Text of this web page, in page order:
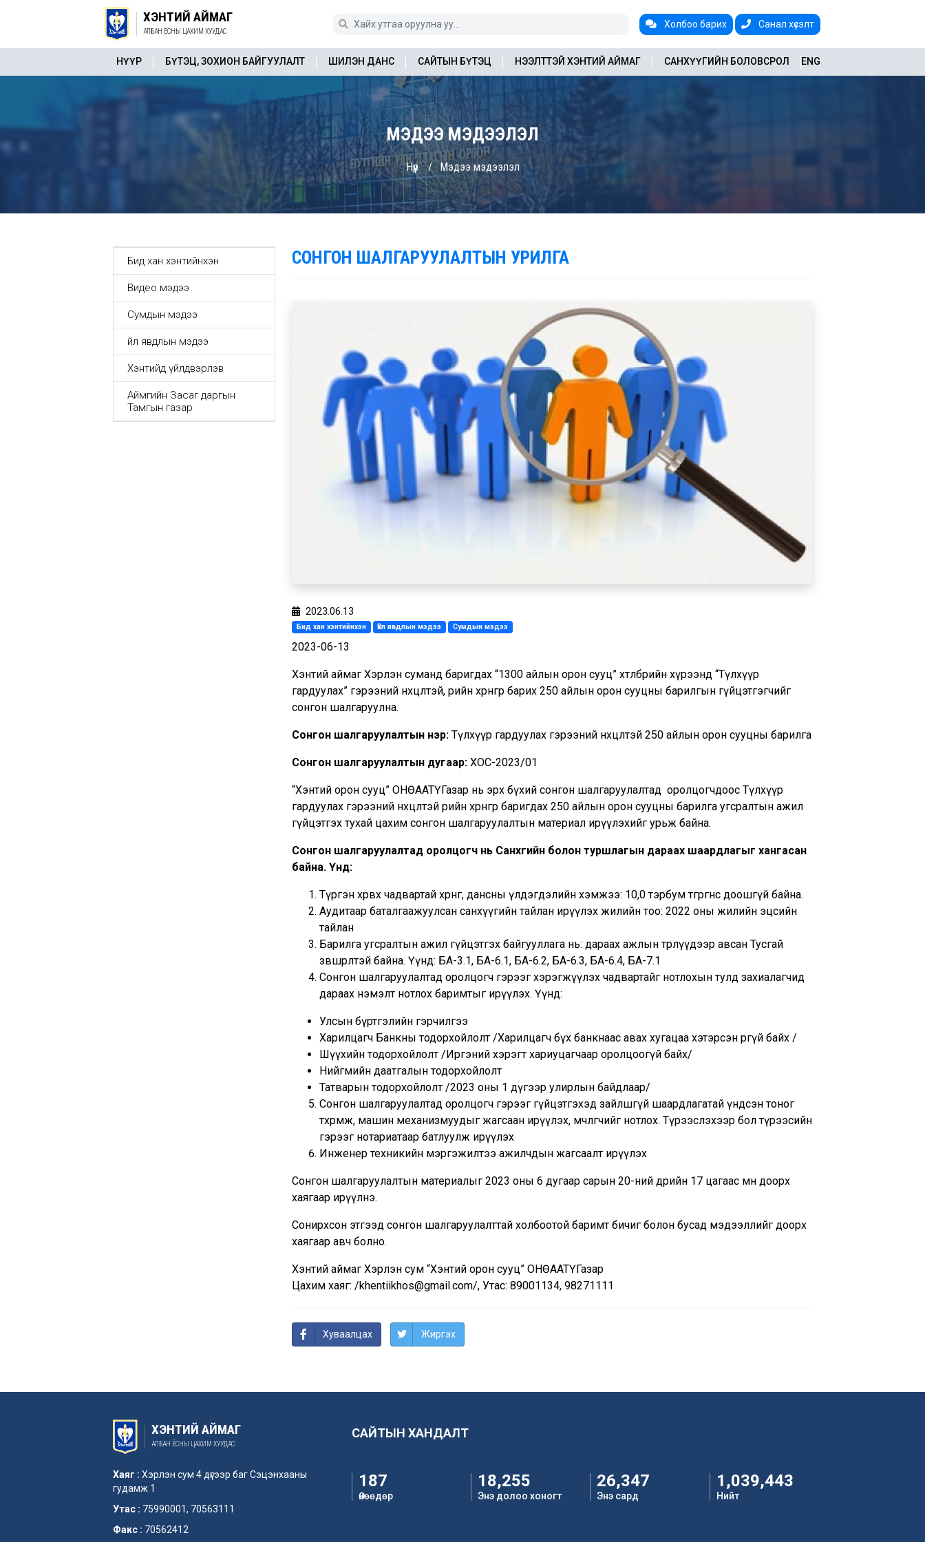
Холбоо барих Санал хүсэлт
ХЭНТИЙ АЙМАГ
АЛБАН ЁСНЫ ЦАХИМ ХУУДАС
ENG
НҮҮР БҮТЭЦ, ЗОХИОН БАЙГУУЛАЛТ ШИЛЭН ДАНС САЙТЫН БҮТЭЦ НЭЭЛТТЭЙ ХЭНТИЙ АЙМАГ САНХҮҮГИЙН БОЛОВСРОЛ
МЭДЭЭ МЭДЭЭЛЭЛ
Нүүр Мэдээ мэдээлэл
Бид хан хэнтийнхэн
Видео мэдээ
Сумдын мэдээ
Үйл явдлын мэдээ
Хэнтийд үйлдвэрлэв
Аймгийн Засаг даргын
Тамгын газар
СОНГОН ШАЛГАРУУЛАЛТЫН УРИЛГА
2023.06.13
Бид хан хэнтийнхэн Үйл явдлын мэдээ Сумдын мэдээ
2023-06-13
Хэнтий аймаг Хэрлэн суманд баригдах “1300 айлын орон сууц” хөтөлбөрийн хүрээнд “Түлхүүр
гардуулах” гэрээний нөхцөлтэй, өөрийн хөрөнгөөр барих 250 айлын орон сууцны барилгын гүйцэтгэгчийг
сонгон шалгаруулна.
Сонгон шалгаруулалтын нэр: Түлхүүр гардуулах гэрээний нөхцөлтэй 250 айлын орон сууцны барилга
Сонгон шалгаруулалтын дугаар: ХОС-2023/01
“Хэнтий орон сууц” ОНӨААТҮГазар нь эрх бүхий сонгон шалгаруулалтад оролцогчдоос Түлхүүр
гардуулах гэрээний нөхцөлтэй өөрийн хөрөнгөөр баригдах 250 айлын орон сууцны барилга угсралтын ажил
гүйцэтгэх тухай цахим сонгон шалгаруулалтын материал ирүүлэхийг урьж байна.
Сонгон шалгаруулалтад оролцогч нь Санхүүгийн болон туршлагын дараах шаардлагыг хангасан
байна. Үүнд:
Түргэн хөрвөх чадвартай хөрөнгө, дансны үлдэгдэлийн хэмжээ: 10,0 тэрбум төгрөгнөөс доошгүй байна.
Аудитаар баталгаажуулсан санхүүгийн тайлан ирүүлэх жилийн тоо: 2022 оны жилийн эцсийн
тайлан
Барилга угсралтын ажил гүйцэтгэх байгууллага нь: дараах ажлын төрлүүдээр авсан Тусгай
зөвшөөрөлтэй байна. Үүнд: БА-3.1, БА-6.1, БА-6.2, БА-6.3, БА-6.4, БА-7.1
Сонгон шалгаруулалтад оролцогч гэрээг хэрэгжүүлэх чадвартайг нотлохын тулд захиалагчид
дараах нэмэлт нотлох баримтыг ирүүлэх. Үүнд:
Улсын бүртгэлийн гэрчилгээ
Харилцагч Банкны тодорхойлолт /Харилцагч бүх банкнаас авах хугацаа хэтэрсэн өргүй байх /
Шүүхийн тодорхойлолт /Иргэний хэрэгт хариуцагчаар оролцоогүй байх/
Нийгмийн даатгалын тодорхойлолт
Татварын тодорхойлолт /2023 оны 1 дүгээр улирлын байдлаар/
Сонгон шалгаруулалтад оролцогч гэрээг гүйцэтгэхэд зайлшгүй шаардлагатай үндсэн тоног
төхөөрөмж, машин механизмуудыг жагсаан ирүүлэх, өмчлөгчийг нотлох. Түрээслэхээр бол түрээсийн
гэрээг нотариатаар батлуулж ирүүлэх
Инженер техникийн мэргэжилтээ ажилчдын жагсаалт ирүүлэх
Сонгон шалгаруулалтын материалыг 2023 оны 6 дугаар сарын 20-ний өдрийн 17 цагаас өмнө доорх
хаягаар ирүүлнэ.
Сонирхсон этгээд сонгон шалгаруулалттай холбоотой баримт бичиг болон бусад мэдээллийг доорх
хаягаар авч болно.
Хэнтий аймаг Хэрлэн сум “Хэнтий орон сууц” ОНӨААТҮГазар
Цахим хаяг: /khentiikhos@gmail.com/, Утас: 89001134, 98271111
Хуваалцах Жиргэх
ХЭНТИЙ АЙМАГ
АЛБАН ЁСНЫ ЦАХИМ ХУУДАС
Хаяг : Хэрлэн сум 4 дүгээр баг Сэцэнхааны
гудамж 1
Утас : 75990001, 70563111
Факс : 70562412
САЙТЫН ХАНДАЛТ
187
Өнөөдөр
18,255
Энэ долоо хоногт
26,347
Энэ сард
1,039,443
Нийт